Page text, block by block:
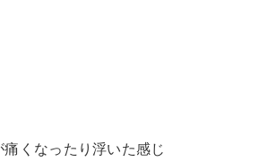
くなったり浮いた感じ